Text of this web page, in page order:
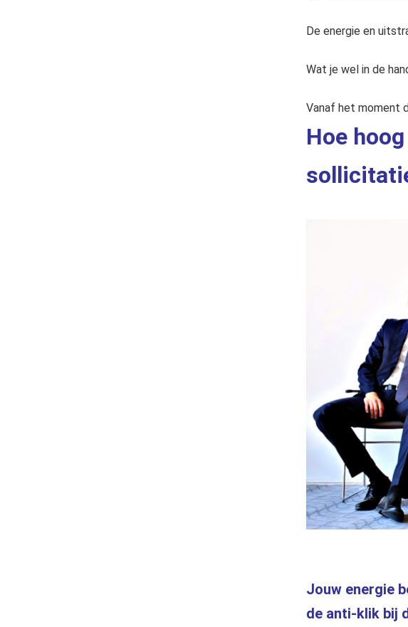
De energie en
Wat je wel in de
Vanaf het moment
Hoe
Jouw energie
de anti-klik bij